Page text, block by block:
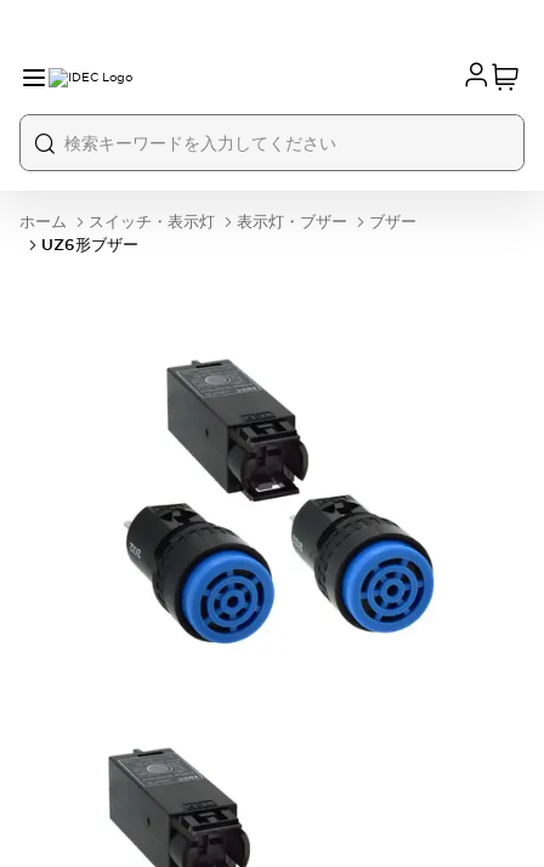
ホーム スイッチ・表示灯 表示灯・ブザー
ブザー
UZ6形ブザー